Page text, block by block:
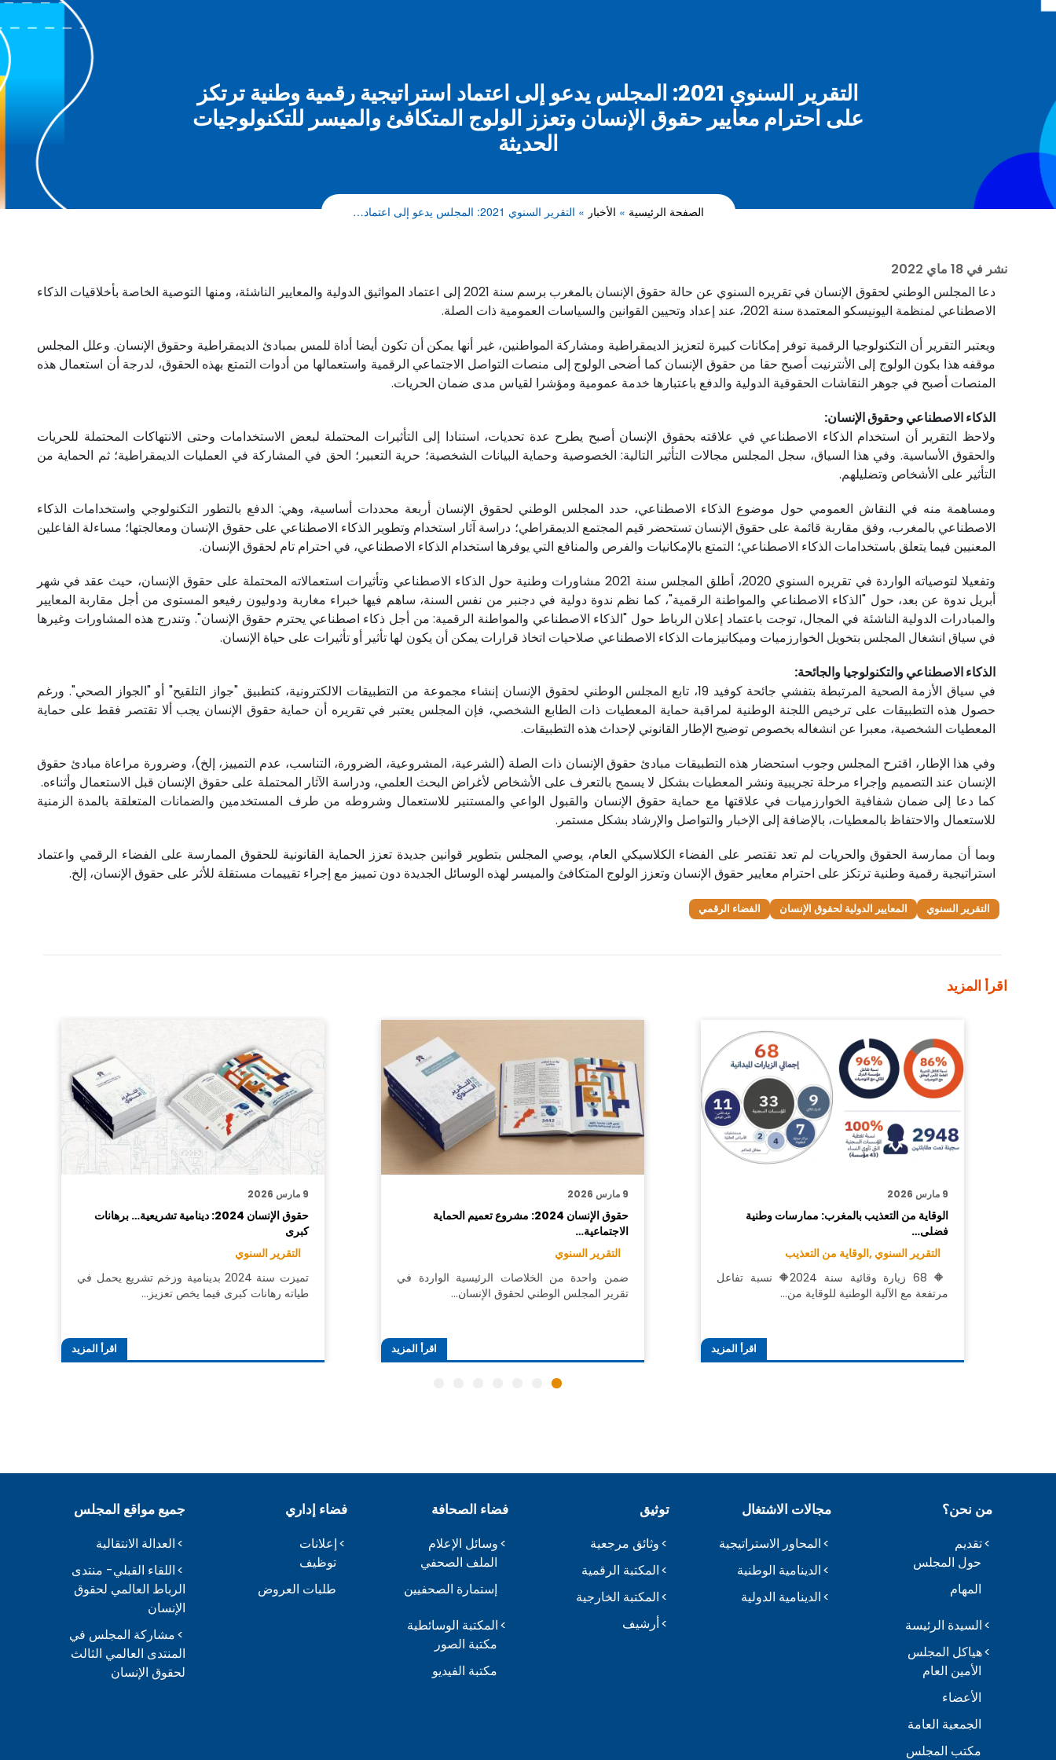
التقرير السنوي 2021: المجلس يدعو إلى اعتماد استراتيجية رقمية وطنية ترتكز
على احترام معايير حقوق الإنسان وتعزز الولوج المتكافئ والميسر للتكنولوجيات
الحديثة
الصفحة الرئيسية الأخبار التقرير السنوي 2021: المجلس يدعو إلى اعتماد…
نشر في 18 ماي 2022
دعا المجلس الوطني لحقوق الإنسان في تقريره السنوي عن حالة حقوق الإنسان بالمغرب برسم سنة 2021 إلى اعتماد المواثيق الدولية والمعايير الناشئة، ومنها التوصية الخاصة بأخلاقيات الذكاء
الاصطناعي لمنظمة اليونيسكو المعتمدة سنة 2021، عند إعداد وتحيين القوانين والسياسات العمومية ذات الصلة.
ويعتبر التقرير أن التكنولوجيا الرقمية توفر إمكانات كبيرة لتعزيز الديمقراطية ومشاركة المواطنين، غير أنها يمكن أن تكون أيضا أداة للمس بمبادئ الديمقراطية وحقوق الإنسان. وعلل المجلس
موقفه هذا بكون الولوج إلى الأنترنيت أصبح حقا من حقوق الإنسان كما أضحى الولوج إلى منصات التواصل الاجتماعي الرقمية واستعمالها من أدوات التمتع بهذه الحقوق، لدرجة أن استعمال هذه
المنصات أصبح في جوهر النقاشات الحقوقية الدولية والدفع باعتبارها خدمة عمومية ومؤشرا لقياس مدى ضمان الحريات.
الذكاء الاصطناعي وحقوق الإنسان:
ولاحظ التقرير أن استخدام الذكاء الاصطناعي في علاقته بحقوق الإنسان أصبح يطرح عدة تحديات، استنادا إلى التأثيرات المحتملة لبعض الاستخدامات وحتى الانتهاكات المحتملة للحريات
والحقوق الأساسية. وفي هذا السياق، سجل المجلس مجالات التأثير التالية: الخصوصية وحماية البيانات الشخصية؛ حرية التعبير؛ الحق في المشاركة في العمليات الديمقراطية؛ ثم الحماية من
التأثير على الأشخاص وتضليلهم.
ومساهمة منه في النقاش العمومي حول موضوع الذكاء الاصطناعي، حدد المجلس الوطني لحقوق الإنسان أربعة محددات أساسية، وهي: الدفع بالتطور التكنولوجي واستخدامات الذكاء
الاصطناعي بالمغرب، وفق مقاربة قائمة على حقوق الإنسان تستحضر قيم المجتمع الديمقراطي؛ دراسة آثار استخدام وتطوير الذكاء الاصطناعي على حقوق الإنسان ومعالجتها؛ مساءلة الفاعلين
المعنيين فيما يتعلق باستخدامات الذكاء الاصطناعي؛ التمتع بالإمكانيات والفرص والمنافع التي يوفرها استخدام الذكاء الاصطناعي، في احترام تام لحقوق الإنسان.
وتفعيلا لتوصياته الواردة في تقريره السنوي 2020، أطلق المجلس سنة 2021 مشاورات وطنية حول الذكاء الاصطناعي وتأثيرات استعمالاته المحتملة على حقوق الإنسان، حيث عقد في شهر
أبريل ندوة عن بعد، حول "الذكاء الاصطناعي والمواطنة الرقمية"، كما نظم ندوة دولية في دجنبر من نفس السنة، ساهم فيها خبراء مغاربة ودوليون رفيعو المستوى من أجل مقاربة المعايير
والمبادرات الدولية الناشئة في المجال، توجت باعتماد إعلان الرباط حول "الذكاء الاصطناعي والمواطنة الرقمية: من أجل ذكاء اصطناعي يحترم حقوق الإنسان". وتندرج هذه المشاورات وغيرها
في سياق انشغال المجلس بتخويل الخوارزميات وميكانيزمات الذكاء الاصطناعي صلاحيات اتخاذ قرارات يمكن أن يكون لها تأثير أو تأثيرات على حياة الإنسان.
الذكاء الاصطناعي والتكنولوجيا والجائحة:
في سياق الأزمة الصحية المرتبطة بتفشي جائحة كوفيد 19، تابع المجلس الوطني لحقوق الإنسان إنشاء مجموعة من التطبيقات الالكترونية، كتطبيق "جواز التلقيح" أو "الجواز الصحي". ورغم
حصول هذه التطبيقات على ترخيص اللجنة الوطنية لمراقبة حماية المعطيات ذات الطابع الشخصي، فإن المجلس يعتبر في تقريره أن حماية حقوق الإنسان يجب ألا تقتصر فقط على حماية
المعطيات الشخصية، معبرا عن انشغاله بخصوص توضيح الإطار القانوني لإحداث هذه التطبيقات.
وفي هذا الإطار، اقترح المجلس وجوب استحضار هذه التطبيقات مبادئ حقوق الإنسان ذات الصلة (الشرعية، المشروعية، الضرورة، التناسب، عدم التمييز، إلخ)، وضرورة مراعاة مبادئ حقوق
الإنسان عند التصميم وإجراء مرحلة تجريبية ونشر المعطيات بشكل لا يسمح بالتعرف على الأشخاص لأغراض البحث العلمي، ودراسة الآثار المحتملة على حقوق الإنسان قبل الاستعمال وأثناءه.
كما دعا إلى ضمان شفافية الخوارزميات في علاقتها مع حماية حقوق الإنسان والقبول الواعي والمستنير للاستعمال وشروطه من طرف المستخدمين والضمانات المتعلقة بالمدة الزمنية
للاستعمال والاحتفاظ بالمعطيات، بالإضافة إلى الإخبار والتواصل والإرشاد بشكل مستمر.
وبما أن ممارسة الحقوق والحريات لم تعد تقتصر على الفضاء الكلاسيكي العام، يوصي المجلس بتطوير قوانين جديدة تعزز الحماية القانونية للحقوق الممارسة على الفضاء الرقمي واعتماد
استراتيجية رقمية وطنية ترتكز على احترام معايير حقوق الإنسان وتعزز الولوج المتكافئ والميسر لهذه الوسائل الجديدة دون تمييز مع إجراء تقييمات مستقلة للأثر على حقوق الإنسان، إلخ.
التقرير السنوي المعايير الدولية لحقوق الإنسان الفضاء الرقمي
اقرأ المزيد
9 مارس 2026
الوقاية من التعذيب بالمغرب: ممارسات وطنية
فضلى…
التقرير السنوي ,الوقاية من التعذيب
🔶 68 زيارة وقائية سنة 2024🔶 نسبة تفاعل
مرتفعة مع الآلية الوطنية للوقاية من…
اقرأ المزيد
9 مارس 2026
حقوق الإنسان 2024: مشروع تعميم الحماية
الاجتماعية…
التقرير السنوي
ضمن واحدة من الخلاصات الرئيسية الواردة في
تقرير المجلس الوطني لحقوق الإنسان…
اقرأ المزيد
9 مارس 2026
حقوق الإنسان 2024: دينامية تشريعية… برهانات
كبرى
التقرير السنوي
تميزت سنة 2024 بدينامية وزخم تشريع يحمل في
طياته رهانات كبرى فيما يخص تعزيز…
اقرأ المزيد
من نحن؟
تقديم
حول المجلس
المهام
السيدة الرئيسة
هياكل المجلس
الأمين العام
الأعضاء
الجمعية العامة
مكتب المجلس
مجالات الاشتغال
المحاور الاستراتيجية
الدينامية الوطنية
الدينامية الدولية
توثيق
وثائق مرجعية
المكتبة الرقمية
المكتبة الخارجية
أرشيف
فضاء الصحافة
وسائل الإعلام
الملف الصحفي
إستمارة الصحفيين
المكتبة الوسائطية
مكتبة الصور
مكتبة الفيديو
فضاء إداري
إعلانات
توظيف
طلبات العروض
جميع مواقع المجلس
العدالة الانتقالية
اللقاء القبلي- منتدى
الرباط العالمي لحقوق
الإنسان
مشاركة المجلس في
المنتدى العالمي الثالث
لحقوق الإنسان